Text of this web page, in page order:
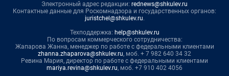
Электронный адрес редакции: rednews@shkulev.ru
Контактные данные для Роскомнадзора и государственных органов:
juristchel@shkulev.ru.
Техподдержка: help@shkulev.ru
По вопросам коммерческого сотрудничества:
Жапарова Жанна, менеджер по работе с федеральными клиентами
zhanna.zhaparova@shkulev.ru, моб. + 7 982 640 34 32
Ревина Мария, директор по работе с федеральными клиентами
mariya.revina@shkulev.ru, моб. +7 910 402 4056